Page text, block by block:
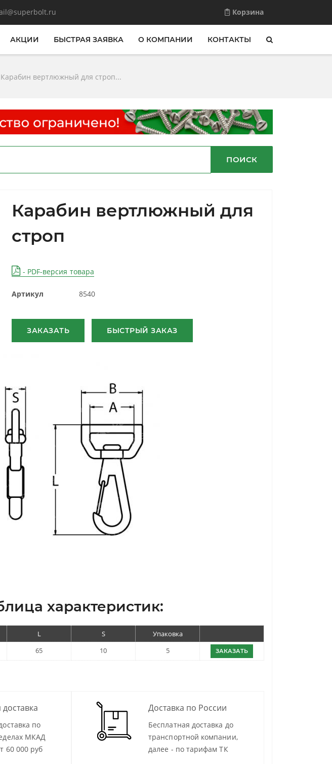
Корзина
АКЦИИ БЫСТРАЯ ЗАЯВКА О КОМПАНИИ КОНТАКТЫ
Карабин вертлюжный для строп...
ПОИСК
Карабин вертлюжный для
строп
- PDF-версия товара
Артикул 8540
ЗАКАЗАТЬ БЫСТРЫЙ ЗАКАЗ
характеристик:
L S
Упаковка
65 10 5 ЗАКАЗАТЬ
по
МКАД
60 000 руб
Доставка по России
Бесплатная доставка до
транспортной компании,
далее - по тарифам ТК